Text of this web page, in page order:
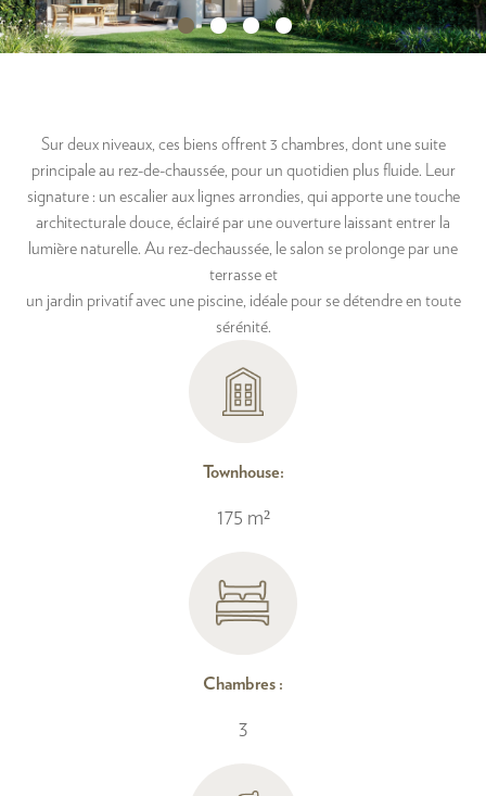
Sur deux niveaux, ces biens offrent 3 chambres, dont une suite
principale au rez-de-chaussée, pour un quotidien plus fluide. Leur
signature : un escalier aux lignes arrondies, qui apporte une touche
architecturale douce, éclairé par une ouverture laissant entrer la
lumière naturelle. Au rez-dechaussée, le salon se prolonge par une
terrasse et
un jardin privatif avec une piscine, idéale pour se détendre en toute
sérénité.
Townhouse:
175 m²
Chambres :
3